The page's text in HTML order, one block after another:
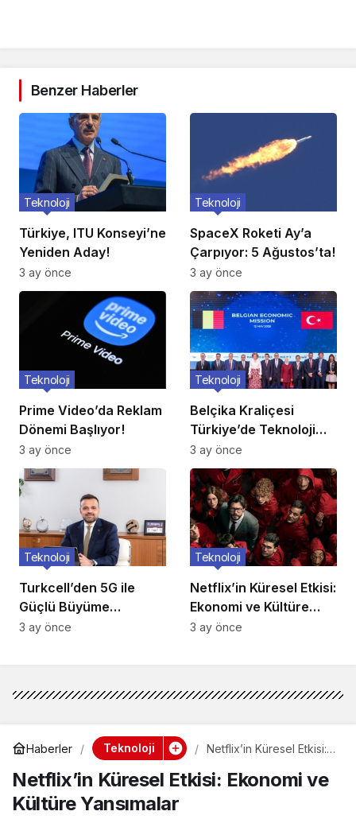
Benzer Haberler
Türkiye, ITU Konseyi’ne
Yeniden Aday!
Teknoloji
3 ay önce
SpaceX Roketi Ay’a
Çarpıyor: 5 Ağustos’ta!
Teknoloji
3 ay önce
Prime Video’da Reklam
Dönemi Başlıyor!
Teknoloji
3 ay önce
Belçika Kraliçesi
Türkiye’de Teknoloji
Ziyareti
Teknoloji
3 ay önce
Turkcell’den 5G ile
Güçlü Büyüme
Hamlesi!
Teknoloji
3 ay önce
Netflix’in Küresel Etkisi:
Ekonomi ve Kültüre
Yansımalar
Teknoloji
3 ay önce
Haberler Teknoloji
Netflix’in Küresel Etkisi:
Yansımalar
Netflix’in Küresel Etkisi: Ekonomi ve
Kültüre Yansımalar